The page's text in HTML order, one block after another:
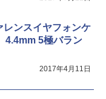
ンスイヤフォンケ
4.4mm 5極バラン
2017年4月11日